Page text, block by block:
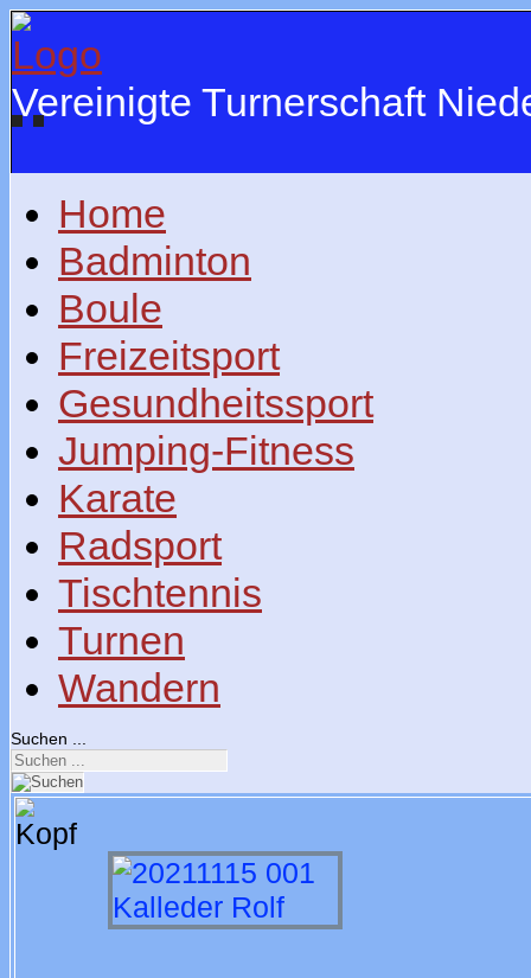
Vereinigte Turnerschaft
Home
Badminton
Boule
Freizeitsport
Gesundheitssport
Jumping-Fitness
Karate
Radsport
Tischtennis
Turnen
Wandern
Suchen ...